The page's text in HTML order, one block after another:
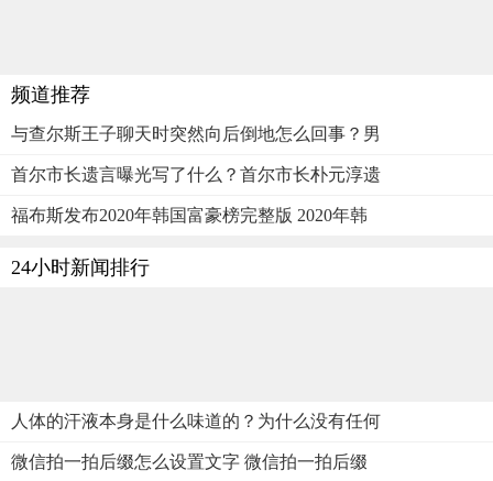
频道推荐
与查尔斯王子聊天时突然向后倒地怎么回事？男
首尔市长遗言曝光写了什么？首尔市长朴元淳遗
福布斯发布2020年韩国富豪榜完整版 2020年韩
24小时新闻排行
人体的汗液本身是什么味道的？为什么没有任何
微信拍一拍后缀怎么设置文字 微信拍一拍后缀